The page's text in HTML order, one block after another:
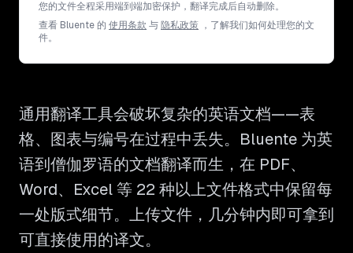
您的文件全程采用端到端加密保护，翻译完成后自动删除。
查看 Bluente 的 使用条款 与隐私政策 ，了解我们如何处理您的文
件。
通用翻译工具会破坏复杂的英语文档——表
格、图表与编号在过程中丢失。Bluente 为英
语到僧伽罗语的文档翻译而生，在 PDF、
Word、Excel 等 22 种以上文件格式中保留每
一处版式细节。上传文件，几分钟内即可拿到
可直接使用的译文。